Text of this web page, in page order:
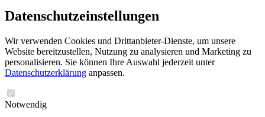
Datenschutzeinstellungen
Wir verwenden Cookies und Drittanbieter-Dienste, um unsere
Website bereitzustellen, Nutzung zu analysieren und Marketing zu
personalisieren. Sie können Ihre Auswahl jederzeit unter
Datenschutzerklärung anpassen.
Notwendig